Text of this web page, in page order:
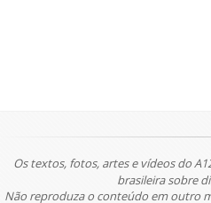
Os textos, fotos, artes e vídeos do
brasileira sobre
Não reproduza o conteúdo em outro